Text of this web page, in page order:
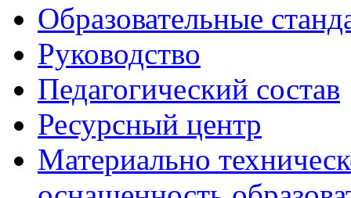
Образовательные
Руководство
Педагогический состав
Ресурсный центр
Материально